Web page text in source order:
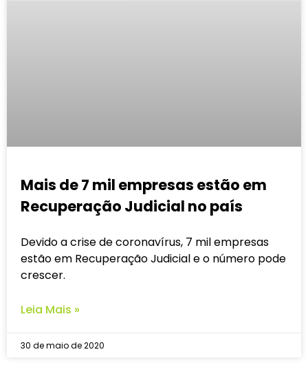
Mais de 7 mil empresas estão em
Recuperação Judicial no país
Devido a crise de coronavírus, 7 mil empresas
estão em Recuperação Judicial e o número pode
crescer.
Leia Mais »
30 de maio de 2020